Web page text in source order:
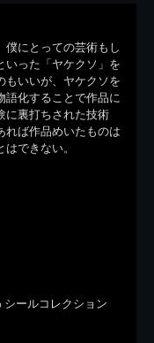
僕にとっての芸術もし
いった「ヤケクソ」を
もいいが、ヤケクソを
語化することで作品に
に裏打ちされた技術
れば作品めいたものは
できない。
ールコレクション